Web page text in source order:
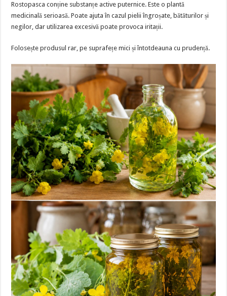
Rostopasca conține substanțe active puternice. Este o plantă
medicinală serioasă. Poate ajuta în cazul pielii îngroșate, bătăturilor și
negilor, dar utilizarea excesivă poate provoca iritații.
Folosește produsul rar, pe suprafețe mici și întotdeauna cu prudență.